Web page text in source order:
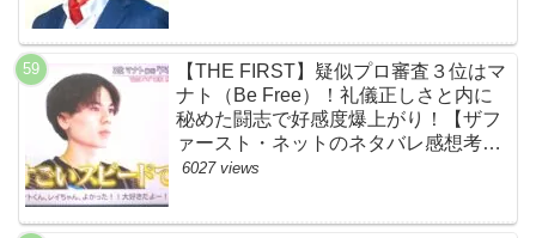
【THE FIRST】疑似プロ審査３位はマ
ナト（Be Free）！礼儀正しさと内に
秘めた闘志で好感度爆上がり！【ザフ
ァースト・ネットのネタバレ感想考察
まとめ・スッキリ・BE:FIRST・ビー
6027 views